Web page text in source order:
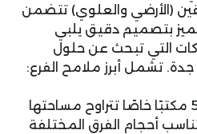
(الأرضي والعلوي) تتضمن
بتصميم دقيق يلبي
التي تبحث عن حلول
تشمل أبرز ملامح الفرع:
1. مساحات مكتبية عدد 54 مكتبًا خاصًا تتراوح مساحتها
وتناسب أحجام الفرق المختلفة